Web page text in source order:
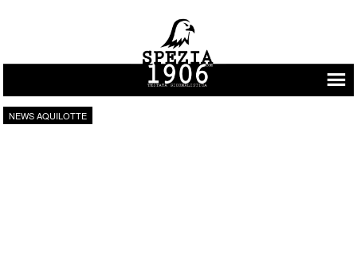
Vai al contenuto
NEWS AQUILOTTE